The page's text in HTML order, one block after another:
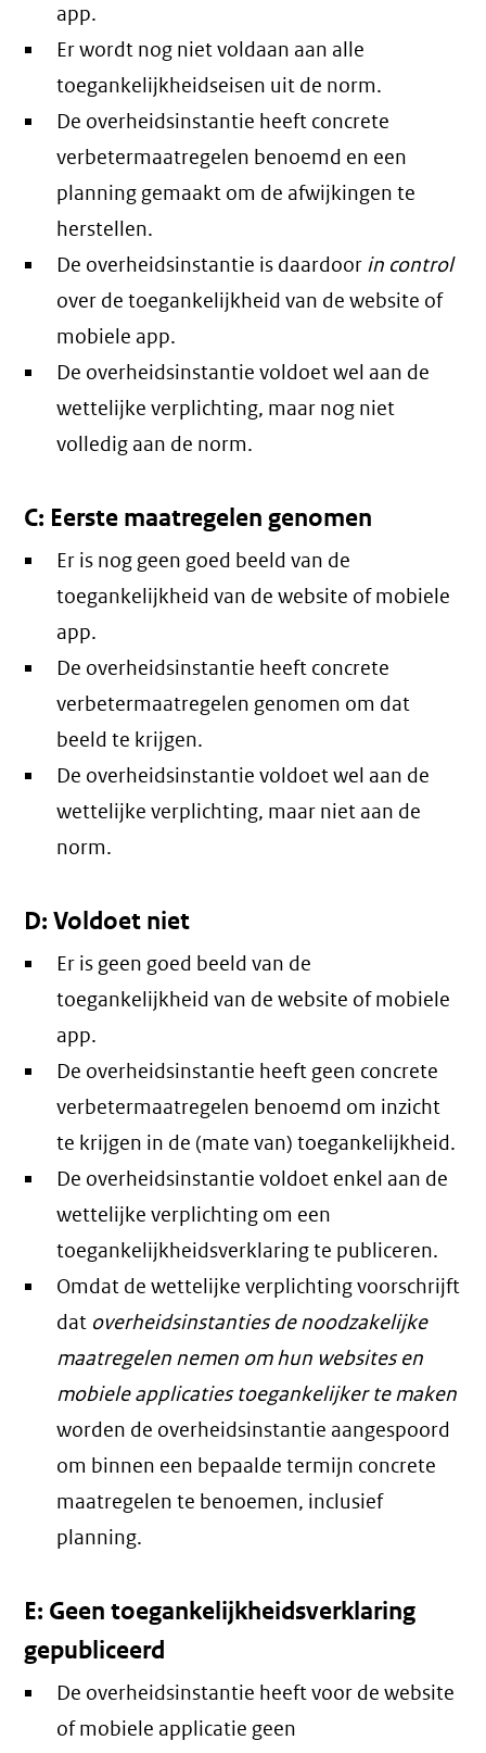
app.
Er wordt nog niet voldaan aan alle
toegankelijkheidseisen uit de norm.
De overheidsinstantie heeft concrete
verbetermaatregelen benoemd en een
planning gemaakt om de afwijkingen te
herstellen.
De overheidsinstantie is daardoor in control
over de toegankelijkheid van de website of
mobiele app.
De overheidsinstantie voldoet wel aan de
wettelijke verplichting, maar nog niet
volledig aan de norm.
C: Eerste maatregelen genomen
Er is nog geen goed beeld van de
toegankelijkheid van de website of mobiele
app.
De overheidsinstantie heeft concrete
verbetermaatregelen genomen om dat
beeld te krijgen.
De overheidsinstantie voldoet wel aan de
wettelijke verplichting, maar niet aan de
norm.
D: Voldoet niet
Er is geen goed beeld van de
toegankelijkheid van de website of mobiele
app.
De overheidsinstantie heeft geen concrete
verbetermaatregelen benoemd om inzicht
te krijgen in de (mate van) toegankelijkheid.
De overheidsinstantie voldoet enkel aan de
wettelijke verplichting om een
toegankelijkheidsverklaring te publiceren.
Omdat de wettelijke verplichting voorschrijft
dat overheidsinstanties de noodzakelijke
maatregelen nemen om hun websites en
mobiele applicaties toegankelijker te maken
worden de overheidsinstantie aangespoord
om binnen een bepaalde termijn concrete
maatregelen te benoemen, inclusief
planning.
E: Geen toegankelijkheidsverklaring
gepubliceerd
De overheidsinstantie heeft voor de website
of mobiele applicatie geen